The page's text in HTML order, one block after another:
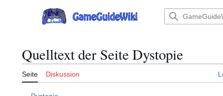
Hauptmenü
Quelltext der Seite Dystopie
Seite Diskussion